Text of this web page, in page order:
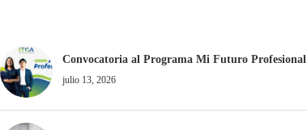
Convocatoria al Programa Mi Futuro Profesional
julio 13, 2026